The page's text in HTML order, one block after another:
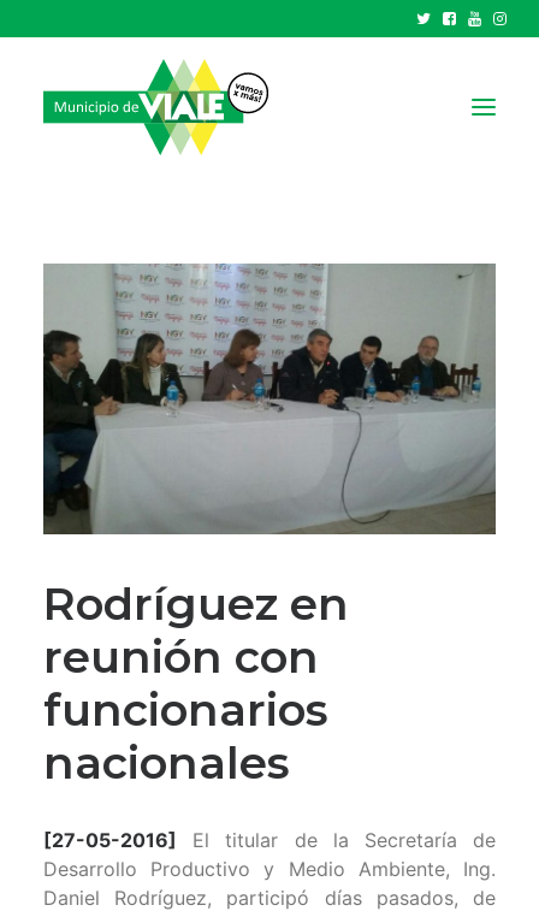
GOBIERNO
TRÁMITES Y SERVICIOS
CIUDAD
PARQUE INDUSTRIAL
RECAUDACIONES
Rodríguez en
reunión con
funcionarios
nacionales
[27-05-2016] El titular de la Secretaría de
Desarrollo Productivo y Medio Ambiente, Ing.
Daniel Rodríguez, participó días pasados, de